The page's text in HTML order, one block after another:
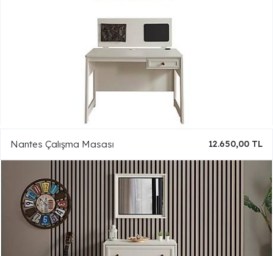
Nantes Çalışma Masası 12.650,00 TL